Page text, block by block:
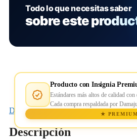
Todo lo que necesitas saber
sobre este
Producto con Insignia
Estándares más altos de calidad
Cada compra respaldada por
★ PREMIUM
Descripción
Descripción